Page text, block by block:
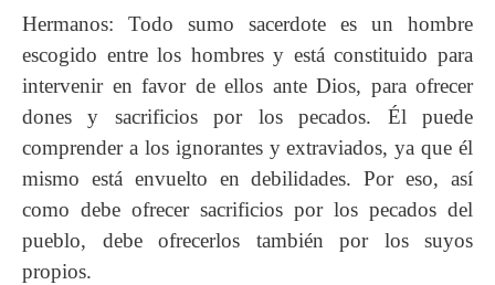
Hermanos: Todo sumo sacerdote es un hombre
escogido entre los hombres y está constituido para
intervenir en favor de ellos ante Dios, para ofrecer
dones y sacrificios por los pecados. Él puede
comprender a los ignorantes y extraviados, ya que él
mismo está envuelto en debilidades. Por eso, así
como debe ofrecer sacrificios por los pecados del
pueblo, debe ofrecerlos también por los suyos
propios.